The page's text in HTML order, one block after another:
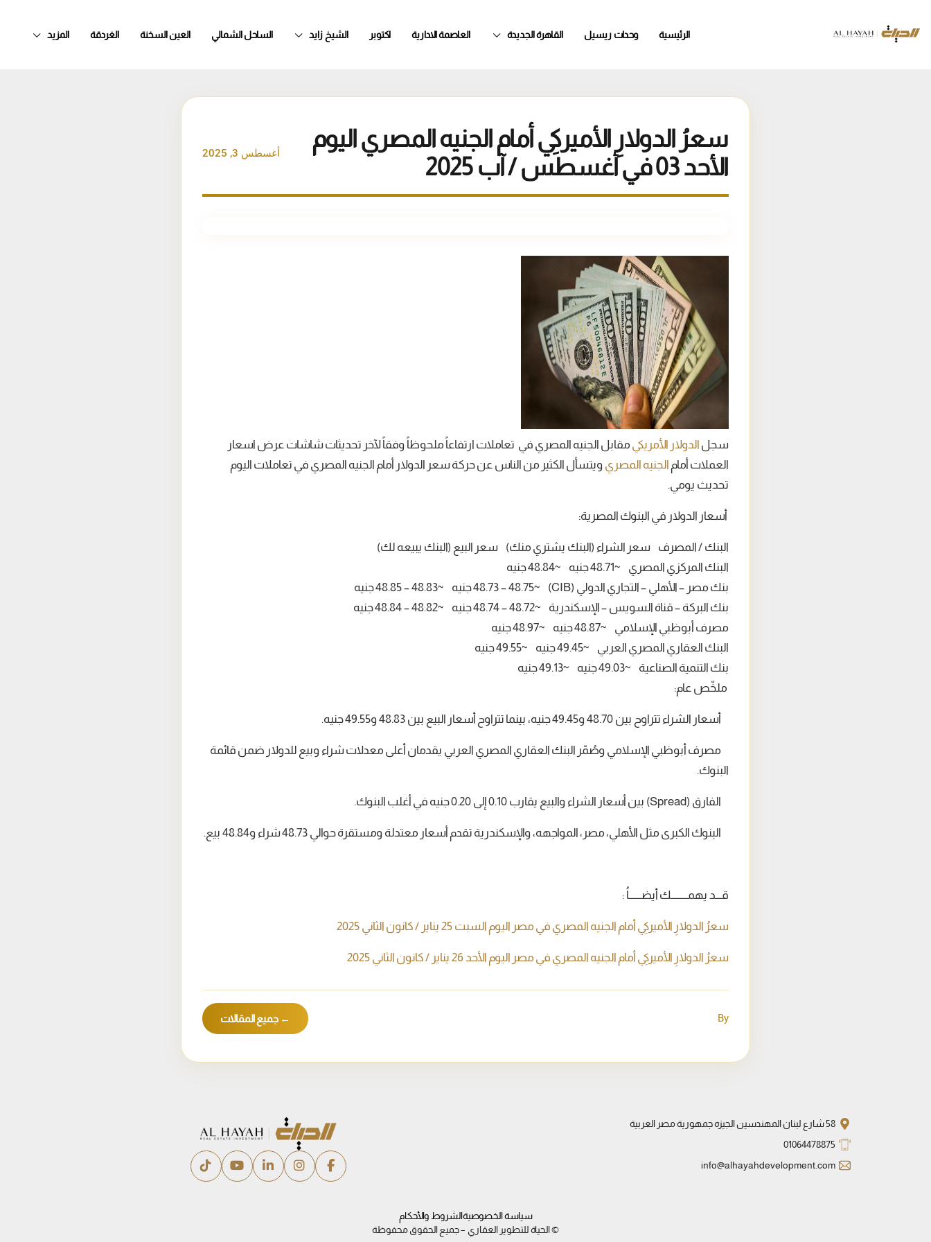
الرئيسية وحدات ريسيل القاهرة الجديدة العاصمة الادارية اكتوبر الشيخ زايد الساحل الشمالي العين السخنة الغردقة المزيد
سعرُ الدولارِ الأميركيِ أمام الجنيه المصري اليوم
الأحد 03 في أغسطس / آب 2025
أغسطس 3, 2025
سجل الدولار الأمريكي مقابل الجنيه المصري في تعاملات ارتفاعاً ملحوظاً وفقاً لآخر تحديثات شاشات عرض اسعار
العملات أمام الجنيه المصري ويتسأل الكثير من الناس عن حركة سعر الدولار أمام الجنيه المصري في تعاملات اليوم
تحديث يومي.
أسعار الدولار في البنوك المصرية:
البنك / المصرف سعر الشراء (البنك يشتري منك) سعر البيع (البنك يبيعه لك)
البنك المركزي المصري ~48.71 جنيه ~48.84 جنيه
بنك مصر – الأهلي – التجاري الدولي (CIB) ~48.73 – 48.75 جنيه ~48.83 – 48.85 جنيه
بنك البركة – قناة السويس – الإسكندرية ~48.72 – 48.74 جنيه ~48.82 – 48.84 جنيه
مصرف أبوظبي الإسلامي ~48.87 جنيه ~48.97 جنيه
البنك العقاري المصري العربي ~49.45 جنيه ~49.55 جنيه
بنك التنمية الصناعية ~49.03 جنيه ~49.13 جنيه
ملخّص عام:
أسعار الشراء تتراوح بين 48.70 و49.45 جنيه، بينما تتراوح أسعار البيع بين 48.83 و49.55 جنيه.
مصرف أبوظبي الإسلامي وصُمّر البنك العقاري المصري العربي يقدمان أعلى معدلات شراء وبيع للدولار ضمن قائمة
البنوك.
الفارق (Spread) بين أسعار الشراء والبيع يقارب 0.10 إلى 0.20 جنيه في أغلب البنوك.
البنوك الكبرى مثل الأهلي، مصر، المواجهه، والإسكندرية تقدم أسعار معتدلة ومستقرة حوالي 48.73 شراء و48.84 بيع.
قـــد يهمــــــــك أيضــــــاُ :
سعرُ الدولارِ الأميركيِ أمام الجنيه المصري في مصر اليوم السبت 25 يناير / كانون الثاني 2025
سعرُ الدولارِ الأميركيِ أمام الجنيه المصري في مصر اليوم الأحد 26 يناير / كانون الثاني 2025
By ← جميع المقالات
58 شارع لبنان المهندسين الجيزه جمهورية مصر العربية
01064478875
info@alhayahdevelopment.com
سياسة الخصوصيةالشروط والأحكام
© الحياة للتطوير العقاري – جميع الحقوق محفوظة